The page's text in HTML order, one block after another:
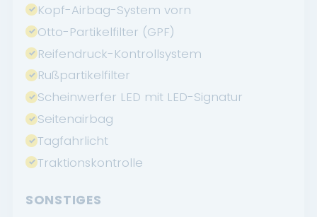
Kopf-Airbag-System vorn
Otto-Partikelfilter (GPF)
Reifendruck-Kontrollsystem
Rußpartikelfilter
Scheinwerfer LED mit LED-Signatur
Seitenairbag
Tagfahrlicht
Traktionskontrolle
SONSTIGES